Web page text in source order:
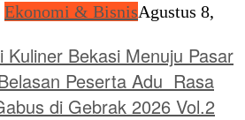
Ekonomi & BisnisAgustus 8,
Kuliner Bekasi Menuju Pasar
Peserta Adu Rasa
di Gebrak 2026 Vol.2